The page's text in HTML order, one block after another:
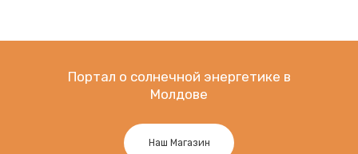
Портал о солнечной энергетике в
Молдове
Наш Магазин